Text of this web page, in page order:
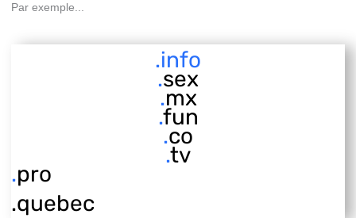
Par exemple...
.info
.sex
.mx
.fun
.co
.tv
.pro
.quebec